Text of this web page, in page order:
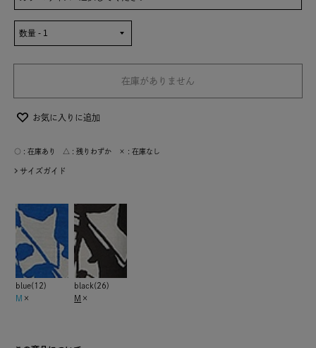
在庫がありません
お気に入りに追加
○ : 在庫あり △ : 残りわずか × : 在庫なし
サイズガイド
blue(12)
M ×
black(26)
M ×